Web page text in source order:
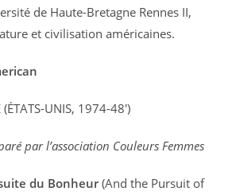
de Haute-Bretagne Rennes II,
et civilisation américaines.
(ÉTATS-UNIS, 1974-48′)
par l’association Couleurs Femmes
du Bonheur(And the Pursuit of